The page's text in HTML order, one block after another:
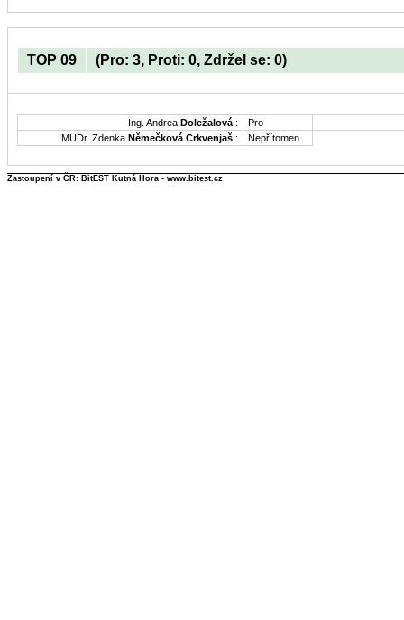
TOP 09 (Pro: 3, Proti: 0, Zdržel se: 0)
Ing. Andrea Doležalová :
Pro
MUDr. Zdenka Němečková Crkvenjaš : Nepřítomen
Zastoupení v ČR: BitEST Kutná Hora - www.bitest.cz